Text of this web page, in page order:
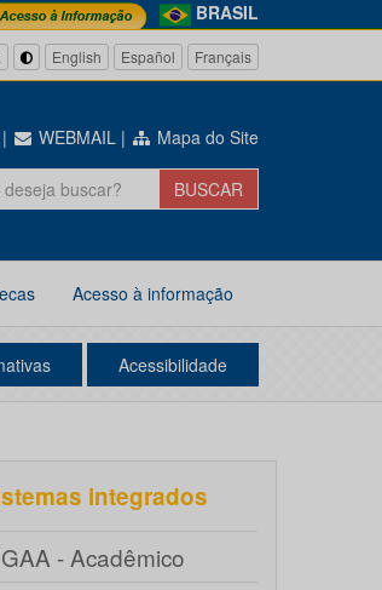
BRASIL
English Español Français
| WEBMAIL | Mapa do Site
Acesso à informação
Acessibilidade
integrados
- Acadêmico